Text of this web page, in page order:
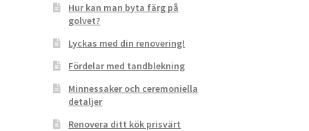
Hur kan man byta färg på
golvet?
Lyckas med din renovering!
Fördelar med tandblekning
Minnessaker och ceremoniella
detaljer
Renovera ditt kök prisvärt